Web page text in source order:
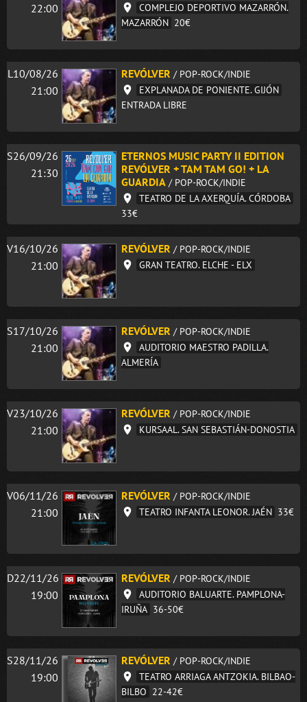
22:00
COMPLEJO DEPORTIVO MAZARRÓN.
MAZARRÓN 20€
L10/08/26
21:00
REVÓLVER / POP-ROCK/INDIE
EXPLANADA DE PONIENTE. GIJÓN
ENTRADA LIBRE
S26/09/26
21:30
ETERNOS MUSIC PARTY II EDITION
REVÓLVER + TAM TAM GO! + LA
GUARDIA / POP-ROCK/INDIE
TEATRO DE LA AXERQUÍA. CÓRDOBA
33€
V16/10/26
21:00
REVÓLVER / POP-ROCK/INDIE
GRAN TEATRO. ELCHE - ELX
S17/10/26
21:00
REVÓLVER / POP-ROCK/INDIE
AUDITORIO MAESTRO PADILLA.
ALMERÍA
V23/10/26
21:00
REVÓLVER / POP-ROCK/INDIE
KURSAAL. SAN SEBASTIÁN-DONOSTIA
V06/11/26
21:00
REVÓLVER / POP-ROCK/INDIE
TEATRO INFANTA LEONOR. JAÉN 33€
D22/11/26
19:00
REVÓLVER / POP-ROCK/INDIE
AUDITORIO BALUARTE. PAMPLONA-
IRUÑA 36-50€
S28/11/26
19:00
REVÓLVER / POP-ROCK/INDIE
TEATRO ARRIAGA ANTZOKIA. BILBAO-
BILBO 22-42€